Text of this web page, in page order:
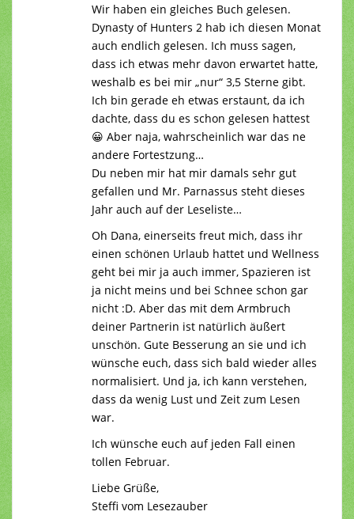
Wir haben ein gleiches Buch gelesen.
Dynasty of Hunters 2 hab ich diesen Monat
auch endlich gelesen. Ich muss sagen,
dass ich etwas mehr davon erwartet hatte,
weshalb es bei mir „nur“ 3,5 Sterne gibt.
Ich bin gerade eh etwas erstaunt, da ich
dachte, dass du es schon gelesen hattest
😀 Aber naja, wahrscheinlich war das ne
andere Fortestzung…
Du neben mir hat mir damals sehr gut
gefallen und Mr. Parnassus steht dieses
Jahr auch auf der Leseliste…
Oh Dana, einerseits freut mich, dass ihr
einen schönen Urlaub hattet und Wellness
geht bei mir ja auch immer, Spazieren ist
ja nicht meins und bei Schnee schon gar
nicht :D. Aber das mit dem Armbruch
deiner Partnerin ist natürlich äußert
unschön. Gute Besserung an sie und ich
wünsche euch, dass sich bald wieder alles
normalisiert. Und ja, ich kann verstehen,
dass da wenig Lust und Zeit zum Lesen
war.
Ich wünsche euch auf jeden Fall einen
tollen Februar.
Liebe Grüße,
Steffi vom Lesezauber